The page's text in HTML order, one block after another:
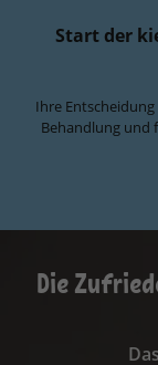
Start der
Ihre
Behandlung und
Die